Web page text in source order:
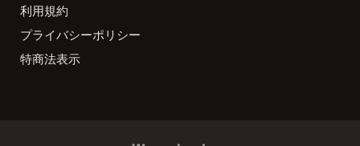
利用規約
プライバシーポリシー
特商法表示